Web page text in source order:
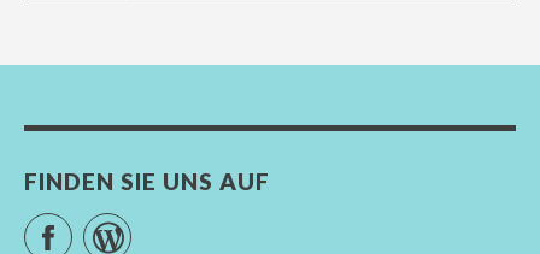
FINDEN SIE UNS AUF
FacebookWordPress